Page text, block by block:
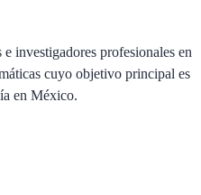
investigadores profesionales en
cuyo objetivo principal es
en México.